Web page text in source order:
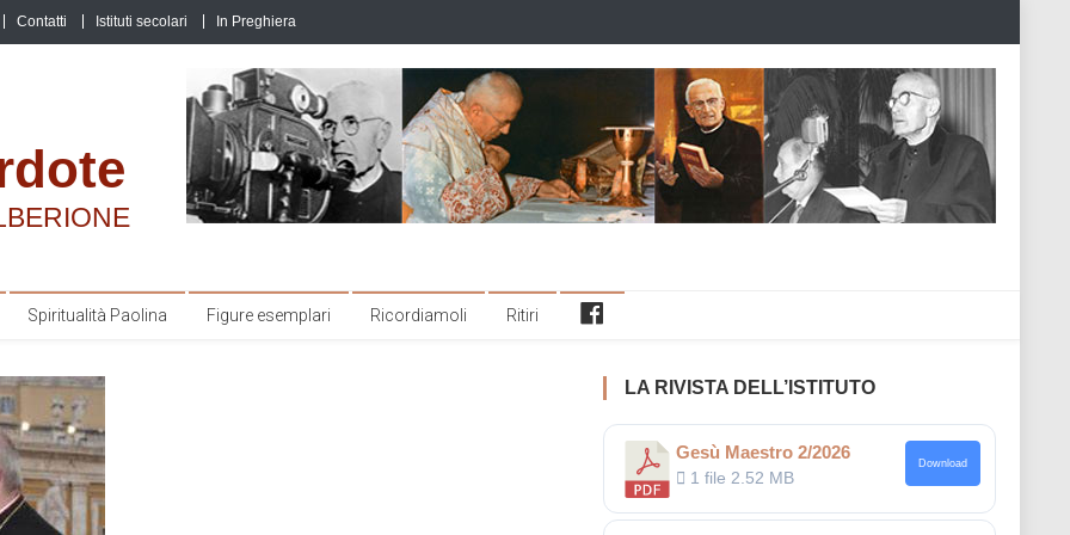
Contatti Istituti secolari In Preghiera
Spiritualità Paolina Figure esemplari Ricordiamoli Ritiri
LA RIVISTA DELL’ISTITUTO
Gesù Maestro 2/2026
1 file 2.52 MB
Download